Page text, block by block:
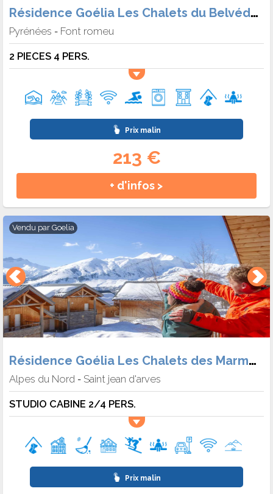
Résidence Goélia Les Chalets du Belvédère
Pyrénées - Font romeu
2 PIECES 4 PERS.
Prix malin
213 €
+ d'infos >
Vendu par Goelia
Résidence Goélia Les Chalets des Marmottes
Alpes du Nord - Saint jean d'arves
STUDIO CABINE 2/4 PERS.
Prix malin